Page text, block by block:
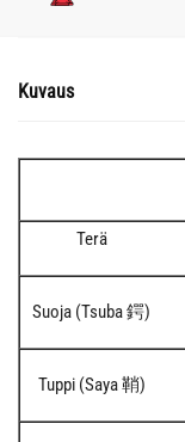
Kuvaus
Terä
Suoja (Tsuba 鍔)
Tuppi (Saya 鞘)